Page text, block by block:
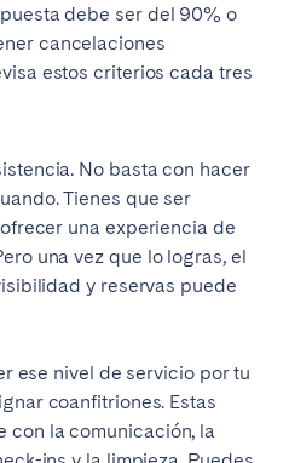
debe ser del 90% o
cancelaciones
estos criterios cada tres
No basta con hacer
Tienes que ser
una experiencia de
una vez que lo logras, el
y reservas puede
ese nivel de servicio por tu
coanfitriones. Estas
con la comunicación, la